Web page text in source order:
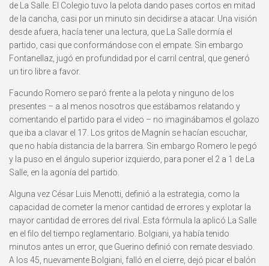
de La Salle. El Colegio tuvo la pelota dando pases cortos en mitad
de la cancha, casi por un minuto sin decidirse a atacar. Una visión
desde afuera, hacía tener una lectura, que La Salle dormía el
partido, casi que conformándose con el empate. Sin embargo
Fontanellaz, jugó en profundidad por el carril central, que generó
un tiro libre a favor.
Facundo Romero se paró frente a la pelota y ninguno de los
presentes – a al menos nosotros que estábamos relatando y
comentando el partido para el video – no imaginábamos el golazo
que iba a clavar el 17. Los gritos de Magnín se hacían escuchar,
que no había distancia de la barrera. Sin embargo Romero le pegó
y la puso en el ángulo superior izquierdo, para poner el 2 a 1 de La
Salle, en la agonía del partido.
Alguna vez César Luis Menotti, definió a la estrategia, como la
capacidad de cometer la menor cantidad de errores y explotar la
mayor cantidad de errores del rival. Esta fórmula la aplicó La Salle
en el filo del tiempo reglamentario. Bolgiani, ya había tenido
minutos antes un error, que Guerino definió con remate desviado.
A los 45, nuevamente Bolgiani, falló en el cierre, dejó picar el balón